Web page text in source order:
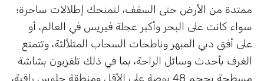
ممتدة من الأرض حتى السقف، لتمنحك إطلالات ساحرة؛
سواء كانت على البحر وأكبر عجلة فيريس في العالم، أو
على أفق دبي المبهر وناطحات السحاب المتلألئة، وتتمتع
الغرف بأحدث وسائل الراحة، بما في ذلك تلفزيون بشاشة
مسطحة بحجم 48 بوصة على الأقل ومنطقة جلوس راقية،